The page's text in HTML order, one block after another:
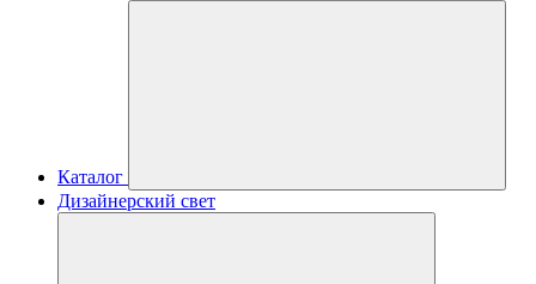
Каталог
Дизайнерский свет